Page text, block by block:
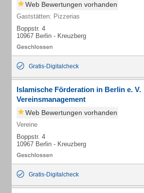
Web Bewertungen vorhanden
Gaststätten: Pizzerias
Boppstr. 4
10967 Berlin - Kreuzberg
Gratis-Digitalcheck
Islamische Förderation in Berlin e. V.
Vereinsmanagement
Web Bewertungen vorhanden
Vereine
Boppstr. 4
10967 Berlin - Kreuzberg
Gratis-Digitalcheck